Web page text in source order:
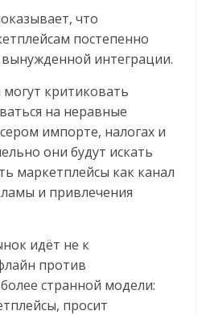
что
постепенно
интеграции.
критиковать
на неравные
импорте, налогах и
они будут искать
маркетплейсы как канал
и привлечения
идёт не к
против
странной модели:
просит